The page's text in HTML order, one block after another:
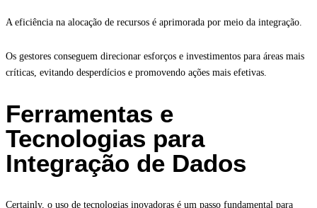
A eficiência na alocação de recursos é aprimorada por meio da integração.
Os gestores conseguem direcionar esforços e investimentos para áreas mais
críticas, evitando desperdícios e promovendo ações mais efetivas.
Ferramentas e
Tecnologias para
Integração de Dados
Certainly, o uso de tecnologias inovadoras é um passo fundamental para